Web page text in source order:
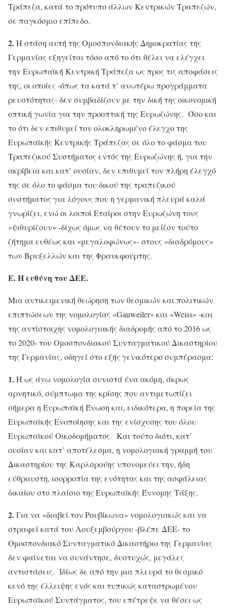
Τράπεζα, κατά το πρότυπο άλλων Κεντρικών Τραπεζών,
σε παγκόσμιο επίπεδο.
2.Η στάση αυτή της Ομοσπονδιακής Δημοκρατίας της
Γερμανίας εξηγείται τόσο από το ότι θέλει να ελέγχει
την Ευρωπαϊκή Κεντρική Τράπεζα ως προς τις αποφάσεις
της, οι οποίες -όπως τα κατά τ’ ανωτέρω προγράμματα
ρευστότητας- δεν συμβαδίζουν με την δική της οικονομική
οπτική γωνία για την προοπτική της Ευρωζώνης. Όσο και
το ότι δεν επιθυμεί τον ολοκληρωμένο έλεγχο της
Ευρωπαϊκής Κεντρικής Τράπεζας σε όλο το φάσμα του
Τραπεζικού Συστήματος εντός της Ευρωζώνης ή, για την
ακρίβεια και κατ’ ουσίαν, δεν επιθυμεί τον πλήρη έλεγχό
της σε όλο το φάσμα του δικού της τραπεζικού
συστήματος για λόγους που η γερμανική πλευρά καλά
γνωρίζει, ενώ οι λοιποί Εταίροι στην Ευρωζώνη τους
«ψιθυρίζουν» -δίχως όμως να θέτουν το μείζον τούτο
ζήτημα ευθέως και «μεγαλοφώνως»- στους «διαδρόμους»
των Βρυξελλών και της Φρανκφούρτης.
Ε. Η ευθύνη του ΔΕΕ.
Μια αντικειμενική θεώρηση των θεσμικών και πολιτικών
επιπτώσεων της νομολογίας «Gauweiler» και «Weiss» -και
της αντίστοιχης νομολογιακής διαδρομής από το 2016 ως
το 2020- του Ομοσπονδιακού Συνταγματικού Δικαστηρίου
της Γερμανίας, οδηγεί στο εξής γενικότερο συμπέρασμα:
1.Η ως άνω νομολογία συνιστά ένα ακόμη, άκρως
αρνητικό, σύμπτωμα της κρίσης που αντιμετωπίζει
σήμερα η Ευρωπαϊκή Ένωση και, ειδικότερα, η πορεία της
Ευρωπαϊκής Ενοποίησης και της ενίσχυσης του όλου
Ευρωπαϊκού Οικοδομήματος. Και τούτο διότι, κατ’
ουσίαν και κατ’ αποτέλεσμα, η νομολογιακή γραμμή του
Δικαστηρίου της Καρλσρούης υπονομεύει την, ήδη
εύθραυστη, ισορροπία της ενότητας και της ασφάλειας
δικαίου στο πλαίσιο της Ευρωπαϊκής Έννομης Τάξης.
2.Για να «διαβεί τον Ρουβίκωνα» νομολογιακώς και να
στραφεί κατά του Λουξεμβούργου -βλέπε ΔΕΕ- το
Ομοσπονδιακό Συνταγματικό Δικαστήριο της Γερμανίας
δεν φαίνεται να συνάντησε, δυστυχώς, μεγάλες
αντιστάσεις. Ιδίως δε από την μια πλευρά το θεσμικό
κενό της έλλειψης ενός και τυπικώς καταστρωμένου
Ευρωπαϊκού Συντάγματος, του επέτρεψε να θέσει ως